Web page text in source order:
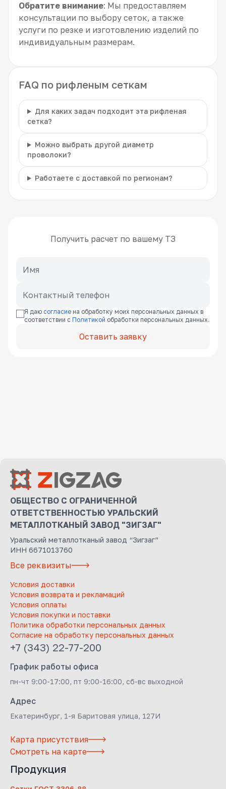
Обратите внимание: Мы предоставляем
консультации по выбору сеток, а также
услуги по резке и изготовлению изделий по
индивидуальным размерам.
FAQ по рифленым сеткам
Для каких задач подходит эта рифленая
сетка?
Можно выбрать другой диаметр
проволоки?
Работаете с доставкой по регионам?
Получить расчет по вашему ТЗ
Я даю согласие на обработку моих персональных данных в
соответствии с Политикой обработки персональных данных.
Оставить заявку
ОБЩЕСТВО С ОГРАНИЧЕННОЙ
ОТВЕТСТВЕННОСТЬЮ УРАЛЬСКИЙ
МЕТАЛЛОТКАНЫЙ ЗАВОД "ЗИГЗАГ"
Уральский металлотканый завод “Зигзаг”
ИНН 6671013760
Все реквизиты
Условия доставки
Условия возврата и рекламаций
Условия оплаты
Условия покупки и поставки
Политика обработки персональных данных
Согласие на обработку персональных данных
+7 (343) 22-77-200
График работы офиса
пн-чт 9:00-17:00, пт 9:00-16:00, сб-вс выходной
Адрес
Екатеринбург, 1-я Баритовая улица, 127И
Карта присутствия
Смотреть на карте
Продукция